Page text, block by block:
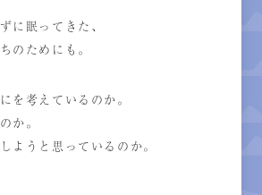
に眠ってきた、
のためにも。
を考えているのか。
か。
ようと思っているのか。